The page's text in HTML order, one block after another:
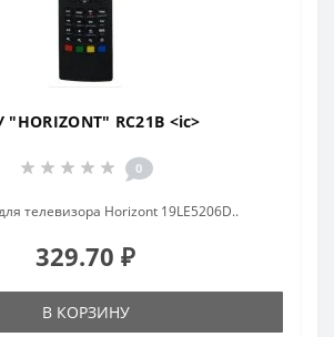
"HORIZONT" RC21B <ic>
0
для телевизора Horizont 19LE5206D..
329.70 ₽
В КОРЗИНУ